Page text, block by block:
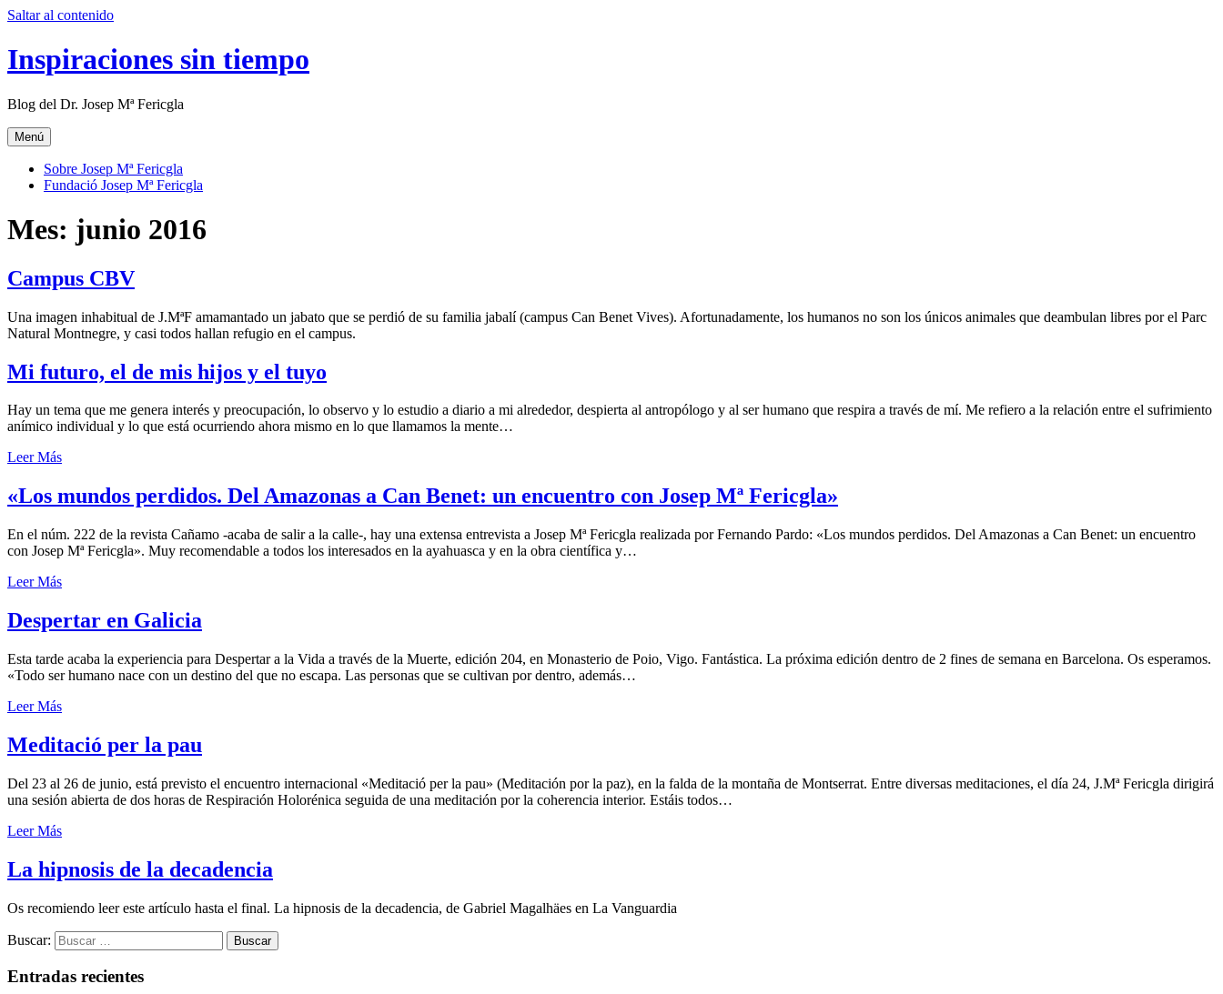
Saltar al contenido
Inspiraciones sin tiempo
Blog del Dr. Josep Mª Fericgla
Menú
Sobre Josep Mª Fericgla
Fundació Josep Mª Fericgla
Mes: junio 2016
Campus CBV
Una imagen inhabitual de J.MªF amamantado un jabato que se perdió de su familia jabalí (campus Can Benet Vives). Afortunadamente, los humanos no son los únicos animales que deambulan libres por el Parc
Natural Montnegre, y casi todos hallan refugio en el campus.
Mi futuro, el de mis hijos y el tuyo
Hay un tema que me genera interés y preocupación, lo observo y lo estudio a diario a mi alrededor, despierta al antropólogo y al ser humano que respira a través de mí. Me refiero a la relación entre el sufrimiento
anímico individual y lo que está ocurriendo ahora mismo en lo que llamamos la mente…
Leer Más
«Los mundos perdidos. Del Amazonas a Can Benet: un encuentro con Josep Mª Fericgla»
En el núm. 222 de la revista Cañamo -acaba de salir a la calle-, hay una extensa entrevista a Josep Mª Fericgla realizada por Fernando Pardo: «Los mundos perdidos. Del Amazonas a Can Benet: un encuentro
con Josep Mª Fericgla». Muy recomendable a todos los interesados en la ayahuasca y en la obra científica y…
Leer Más
Despertar en Galicia
Esta tarde acaba la experiencia para Despertar a la Vida a través de la Muerte, edición 204, en Monasterio de Poio, Vigo. Fantástica. La próxima edición dentro de 2 fines de semana en Barcelona. Os esperamos.
«Todo ser humano nace con un destino del que no escapa. Las personas que se cultivan por dentro, además…
Leer Más
Meditació per la pau
Del 23 al 26 de junio, está previsto el encuentro internacional «Meditació per la pau» (Meditación por la paz), en la falda de la montaña de Montserrat. Entre diversas meditaciones, el día 24, J.Mª Fericgla dirigirá
una sesión abierta de dos horas de Respiración Holorénica seguida de una meditación por la coherencia interior. Estáis todos…
Leer Más
La hipnosis de la decadencia
Os recomiendo leer este artículo hasta el final. La hipnosis de la decadencia, de Gabriel Magalhäes en La Vanguardia
Buscar:
Entradas recientes